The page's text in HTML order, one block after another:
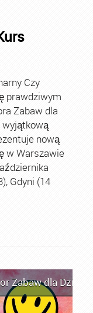
Czy
prawdziwym
Zabaw dla
wyjątkową
nową
w Warszawie
Gdyni (14
Zabaw dla Dzieci